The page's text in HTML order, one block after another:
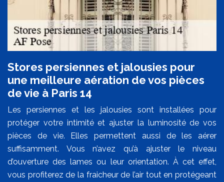
Stores persiennes et jalousies pour
une meilleure aération de vos pièces
de vie à Paris 14
Les persiennes et les jalousies sont installées pour
protéger votre intimité et ajuster la luminosité de vos
pièces de vie. Elles permettent aussi de les aérer
suffisamment. Vous n’avez qu’à ajuster le niveau
d’ouverture des lames ou leur orientation. À cet effet,
vous profiterez de la fraicheur de l’air tout en protégeant